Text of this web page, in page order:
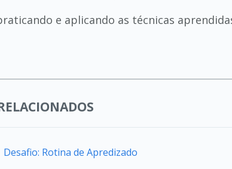
e aplicando as técnicas
Desafio: Rotina de Apredizado